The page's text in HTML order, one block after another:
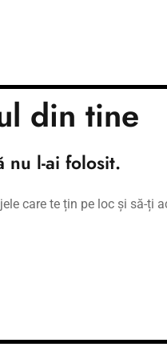
din tine
nu l-ai folosit.
care te țin pe loc și să-ți